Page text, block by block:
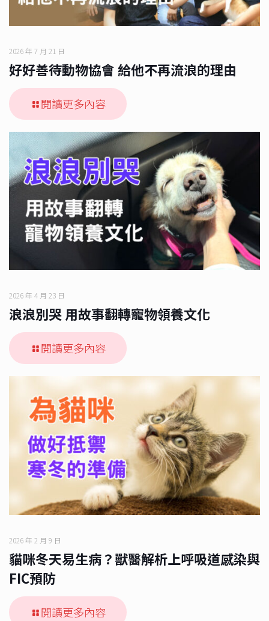
2026 年 7 月 21 日
好好善待動物協會 給他不再流浪的理由
閱讀更多內容
2026 年 4 月 23 日
浪浪別哭 用故事翻轉寵物領養文化
閱讀更多內容
2026 年 2 月 9 日
貓咪冬天易生病？獸醫解析上呼吸道感染與
FIC預防
閱讀更多內容